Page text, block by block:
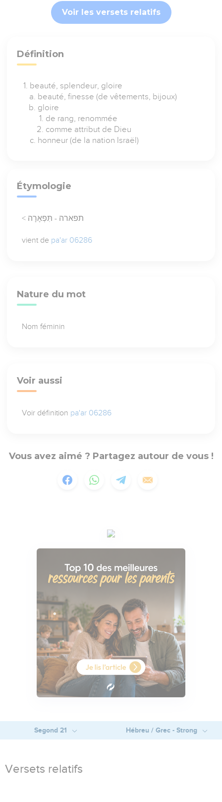
Voir les versets relatifs
Définition
beauté, splendeur, gloire
beauté, finesse (de vêtements, bijoux)
gloire
de rang, renommée
comme attribut de Dieu
honneur (de la nation Israël)
Étymologie
< תפארה - תִּפְאָרָה
vient de pa'ar 06286
Nature du mot
Nom féminin
Voir aussi
Voir définition pa'ar 06286
Vous avez aimé ? Partagez autour de vous !
Segond 21 Hébreu / Grec - Strong
Versets relatifs